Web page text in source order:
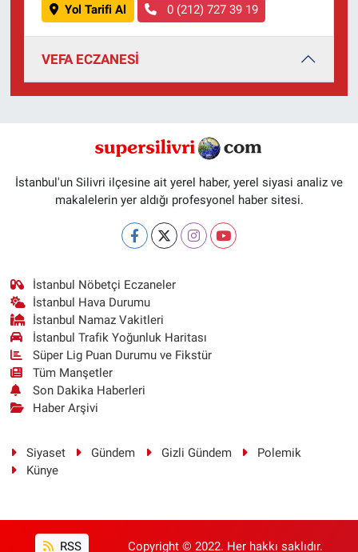
Yol Tarifi Al 0 (212) 727 39 19
VEFA ECZANESİ
İstanbul'un Silivri ilçesine ait yerel haber, yerel siyasi analiz ve
makalelerin yer aldığı profesyonel haber sitesi.
İstanbul Nöbetçi Eczaneler
İstanbul Hava Durumu
İstanbul Namaz Vakitleri
İstanbul Trafik Yoğunluk Haritası
Süper Lig Puan Durumu ve Fikstür
Tüm Manşetler
Son Dakika Haberleri
Haber Arşivi
Siyaset Gündem Gizli Gündem
Polemik
Künye
RSS Copyright © 2022. Her hakkı saklıdır.